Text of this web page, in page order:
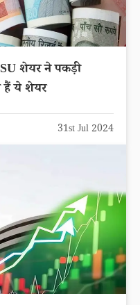
शेयर ने पकड़ी
हैं ये शेयर
31st Jul 2024